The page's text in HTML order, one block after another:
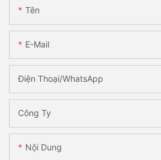
Tên
E-Mail
Điện Thoại/WhatsApp
Công Ty
Nội Dung